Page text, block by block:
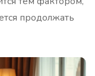
продолжать